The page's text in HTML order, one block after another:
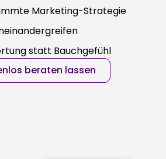
Marketing-Strategie
statt Bauchgefühl
beraten lassen